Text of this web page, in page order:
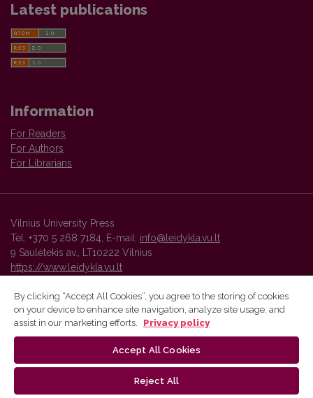
Latest publications
Information
For Readers
For Authors
For Librarians
Vilnius University Press
Tel. +370 5 268 7184, E-mail: info@leidykla.vu.lt
9 Saulėtekis av., LT10222 Vilnius
https://www.leidykla.vu.lt
Vilnius University Press platform and metadata are distributed by
By clicking “Accept All Cookies”, you agree to the storing of cookies
on your device to enhance site navigation, analyze site usage, and
assist in our marketing efforts.
Privacy policy
Accept All Cookies
Reject All